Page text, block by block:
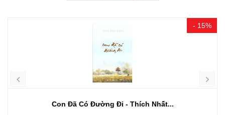
- 15%
Con Đã Có Đường Đi - Thích Nhất...